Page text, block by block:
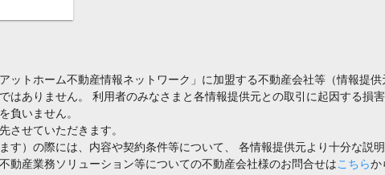
ットホーム不動産情報ネットワーク」に加盟する不動産会社等（情報提
はありません。 利用者のみなさまと各情報提供元との取引に起因する
負いません。
させていただきます。
す）の際には、内容や契約条件等について、 各情報提供元より十分な説
動産業務ソリューション等についての不動産会社様のお問合せはこちらか